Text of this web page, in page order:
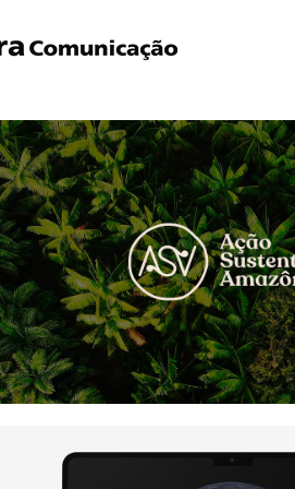
ASA – Ação